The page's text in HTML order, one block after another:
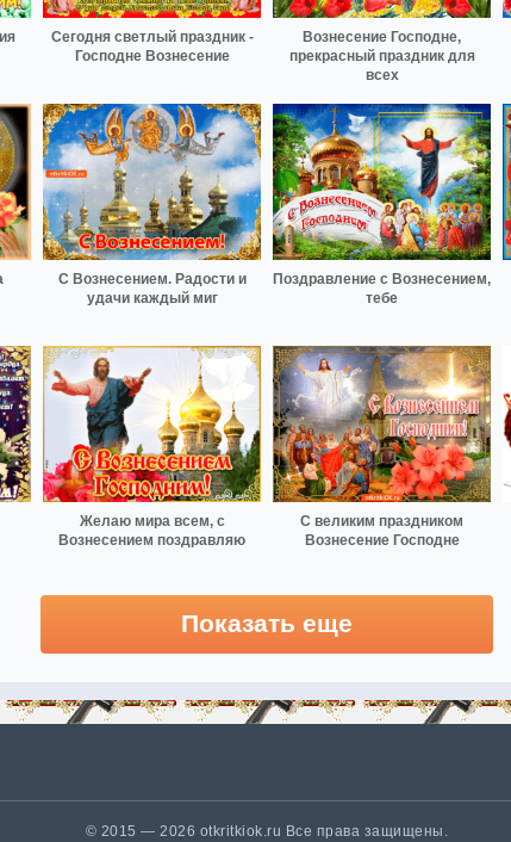
Сегодня светлый праздник -
Господне Вознесение
Вознесение Господне,
прекрасный праздник для
всех
С Вознесением. Радости и
удачи каждый миг
Поздравление с Вознесением,
тебе
Желаю мира всем, с
Вознесением поздравляю
С великим праздником
Вознесение Господне
Показать еще
© 2015 — 2026 otkritkiok.ru Все права защищены.